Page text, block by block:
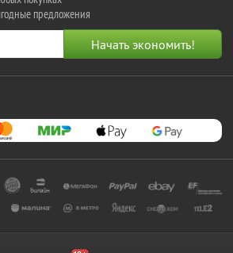
предложения